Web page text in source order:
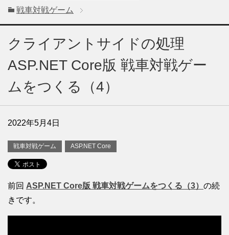
戦車対戦ゲーム
クライアントサイドの処理
ASP.NET Core版 戦車対戦ゲー
ムをつくる（4）
2022年5月4日
戦車対戦ゲーム ASP.NET Core
前回 ASP.NET Core版 戦車対戦ゲームをつくる（3） の続
きです。